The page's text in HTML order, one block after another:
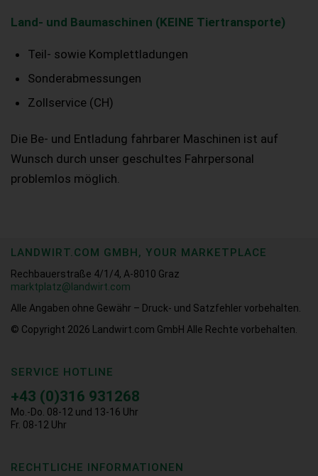
Land- und Baumaschinen (KEINE Tiertransporte)
Teil- sowie Komplettladungen
Sonderabmessungen
Zollservice (CH)
Die Be- und Entladung fahrbarer Maschinen ist auf
Wunsch durch unser geschultes Fahrpersonal
problemlos möglich.
LANDWIRT.COM GMBH, YOUR MARKETPLACE
Rechbauerstraße 4/1/4, A-8010 Graz
marktplatz@landwirt.com
Alle Angaben ohne Gewähr – Druck- und Satzfehler vorbehalten.
© Copyright 2026
Landwirt.com GmbH Alle Rechte vorbehalten.
SERVICE HOTLINE
+43 (0)316 931268
Mo.-Do. 08-12 und 13-16 Uhr
Fr. 08-12 Uhr
RECHTLICHE INFORMATIONEN